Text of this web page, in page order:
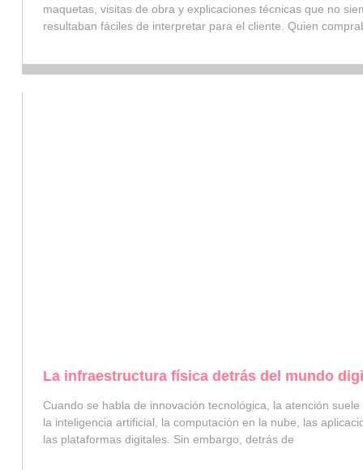
maquetas, visitas de obra y explicaciones técnicas que no
resultaban fáciles de interpretar para el cliente. Quien
La infraestructura física detrás del mundo
Cuando se habla de innovación tecnológica, la atención
la inteligencia artificial, la computación en la nube, las
las plataformas digitales. Sin embargo, detrás de